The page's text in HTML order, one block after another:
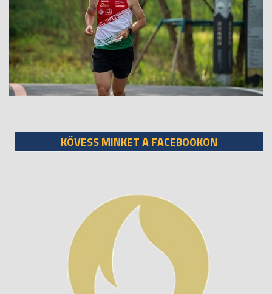
KÖVESS MINKET A FACEBOOKON